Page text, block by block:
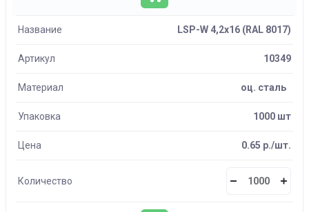
Название LSP-W 4,2х16 (RAL 8017)
Артикул 10349
Материал оц. сталь
Упаковка 1000 шт
Цена 0.65 р./шт.
Количество